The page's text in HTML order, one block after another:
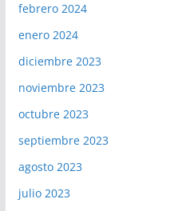
febrero 2024
enero 2024
diciembre 2023
noviembre 2023
octubre 2023
septiembre 2023
agosto 2023
julio 2023